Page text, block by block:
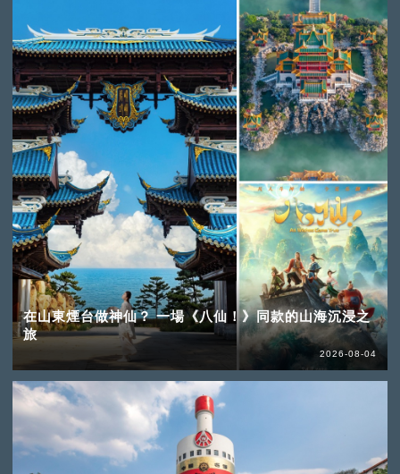
在山東煙台做神仙？ 一場《八仙！》同款的山海沉浸之
旅
2026-08-04